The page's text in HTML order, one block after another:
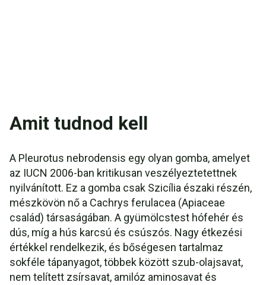
Amit tudnod kell
A Pleurotus nebrodensis egy olyan gomba, amelyet
az IUCN 2006-ban kritikusan veszélyeztetettnek
nyilvánított. Ez a gomba csak Szicília északi részén,
mészkövön nő a Cachrys ferulacea (Apiaceae
család) társaságában. A gyümölcstest hófehér és
dús, míg a hús karcsú és csúszós. Nagy étkezési
értékkel rendelkezik, és bőségesen tartalmaz
sokféle tápanyagot, többek között szub-olajsavat,
nem telített zsírsavat, amilóz aminosavat és